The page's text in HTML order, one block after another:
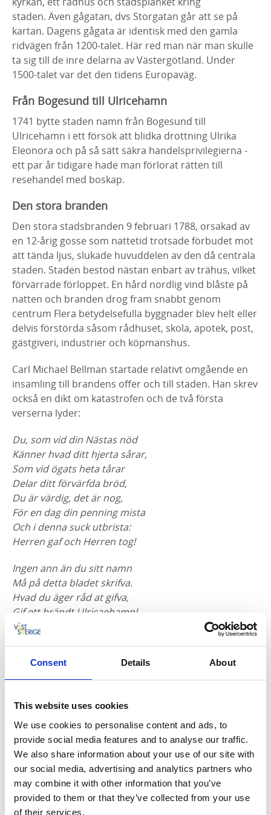
Consent Details About
This website uses cookies
We use cookies to personalise content and ads, to
provide social media features and to analyse our traffic.
We also share information about your use of our site with
our social media, advertising and analytics partners who
may combine it with other information that you’ve
provided to them or that they’ve collected from your use
of their services.
staden. Även gågatan, dvs Storgatan går att se på
kartan. Dagens gågata är identisk med den gamla
ridvägen från 1200-talet. Här red man när man skulle
ta sig till de inre delarna av Västergötland. Under
1500-talet var det den tidens Europaväg.
Från Bogesund till Ulricehamn
1741 bytte staden namn från Bogesund till
Ulricehamn i ett försök att blidka drottning Ulrika
Eleonora och på så sätt säkra handelsprivilegierna -
ett par år tidigare hade man förlorat rätten till
resehandel med boskap.
Den stora branden
Den stora stadsbranden 9 februari 1788, orsakad av
en 12-årig gosse som nattetid trotsade förbudet mot
att tända ljus, slukade huvuddelen av den då centrala
staden. Staden bestod nästan enbart av trähus, vilket
förvärrade förloppet. En hård nordlig vind blåste på
natten och branden drog fram snabbt genom
centrum Flera betydelsefulla byggnader blev helt eller
delvis förstörda såsom rådhuset, skola, apotek, post,
gästgiveri, industrier och köpmanshus.
Carl Michael Bellman startade relativt omgående en
insamling till brandens offer och till staden. Han skrev
också en dikt om katastrofen och de två första
verserna lyder:
Du, som vid din Nästas nöd
Känner hvad ditt hjerta sårar,
Som vid ögats heta tårar
Delar ditt förvärfda bröd,
Du är värdig, det är nog,
För en dag din penning mista
Och i denna suck utbrista:
Herren gaf och Herren tog!
Ingen ann än du sitt namn
Må på detta bladet skrifva.
Hvad du äger råd at gifva,
Gif ett brändt Ulricaehamn!
Elden lagt dess murar kull,
Bedja dig för Christi skull!
en välgörenhetsföreställning den 12 mars 1788 i
Stockholm. I Dagligt allehanda kunde man läsa den 11
mars 1788;
Herr och Madame Price får äran härigenom gifwa den
Respective All-mänheten tilkänna, at de i morgon
Onsdag kl. half til 4 eftermiddagen, til Benefice för de
af Eldswåda olyckelige Ulricähamns Inwånare ärna